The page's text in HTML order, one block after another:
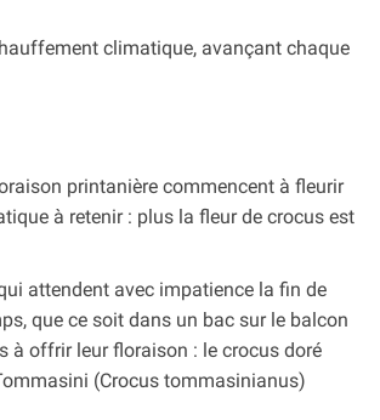
climatique, avançant chaque
printanière commencent à fleurir
à retenir : plus la fleur de crocus est
attendent avec impatience la fin de
que ce soit dans un bac sur le balcon
à offrir leur floraison : le crocus doré
(Crocus tommasinianus)